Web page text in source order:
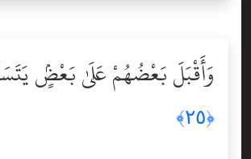
وَأَقْبَلَ بَعْضُهُمْ عَلَىٰ بَعْضٍۢ
﴿٢٥﴾